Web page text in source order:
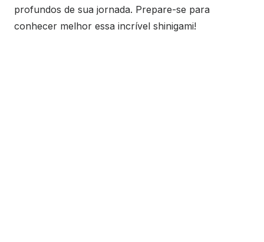
profundos de sua jornada. Prepare-se para
conhecer melhor essa incrível shinigami!